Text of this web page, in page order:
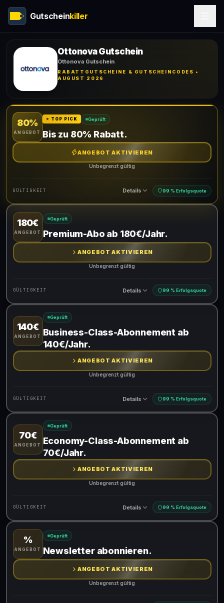
Gutscheinkiller
Ottonova Gutschein
Ottonova Gutschein
RABATTGUTSCHEINE & GUTSCHEINCODES •
AUGUST 2026
80%
ANGEBOT
⭐ TOP PICK Geprüft
Bis zu 80% Rabatt.
ANGEBOT AKTIVIEREN
Unbegrenzt gültig
GÜLTIGKEIT Details 99 % Erfolgsquote
Gültig für teilnehmende Produkte
180€
ANGEBOT
Geprüft
Premium-Abo ab 180€/Jahr.
ANGEBOT AKTIVIEREN
Unbegrenzt gültig
GÜLTIGKEIT Details 99 % Erfolgsquote
Gültig für teilnehmende Produkte
140€
ANGEBOT
Geprüft
Business-Class-Abonnement ab
140€/Jahr.
ANGEBOT AKTIVIEREN
Unbegrenzt gültig
GÜLTIGKEIT Details 99 % Erfolgsquote
Gültig für teilnehmende Produkte
70€
ANGEBOT
Geprüft
Economy-Class-Abonnement ab
70€/Jahr.
ANGEBOT AKTIVIEREN
Unbegrenzt gültig
GÜLTIGKEIT Details 99 % Erfolgsquote
Gültig für teilnehmende Produkte
%
ANGEBOT
Geprüft
Newsletter abonnieren.
ANGEBOT AKTIVIEREN
Unbegrenzt gültig